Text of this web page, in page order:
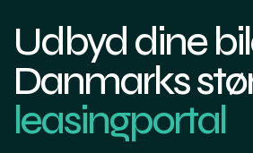
Udbyd dine
Danmarks
leasingportal